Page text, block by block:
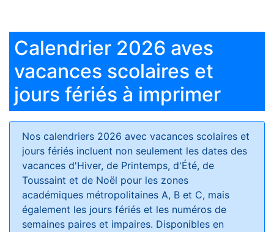
Calendrier 2026 aves
vacances scolaires et
jours fériés à imprimer
Nos calendriers 2026 avec vacances scolaires et
jours fériés incluent non seulement les dates des
vacances d'Hiver, de Printemps, d'Été, de
Toussaint et de Noël pour les zones
académiques métropolitaines A, B et C, mais
également les jours fériés et les numéros de
semaines paires et impaires. Disponibles en